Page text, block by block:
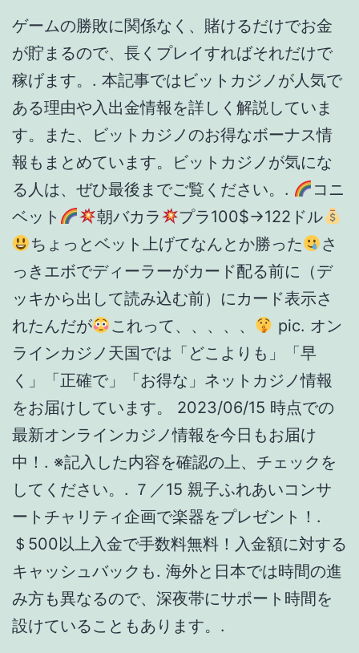
ゲームの勝敗に関係なく、賭けるだけでお金
が貯まるので、長くプレイすればそれだけで
稼げます。. 本記事ではビットカジノが人気で
ある理由や入出金情報を詳しく解説していま
す。また、ビットカジノのお得なボーナス情
報もまとめています。ビットカジノが気にな
る人は、ぜひ最後までご覧ください。.
コニ
ベット
朝バカラ
プラ100$→122ドル
ちょっとベット上げてなんとか勝った
さ
っきエボでディーラーがカード配る前に（デ
ッキから出して読み込む前）にカード表示さ
れたんだが
これって、、、、、
pic. オン
ラインカジノ天国では「どこよりも」「早
く」「正確で」「お得な」ネットカジノ情報
をお届けしています。 2023/06/15 時点での
最新オンラインカジノ情報を今日もお届け
中！. ※記入した内容を確認の上、チェックを
してください。. ７／15 親子ふれあいコンサ
ートチャリティ企画で楽器をプレゼント！.
＄500以上入金で手数料無料！入金額に対する
キャッシュバックも. 海外と日本では時間の進
み方も異なるので、深夜帯にサポート時間を
設けていることもあります。.